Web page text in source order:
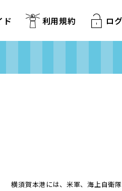
ド 利用規約 ロ
横須賀本港には、米軍、海上自衛